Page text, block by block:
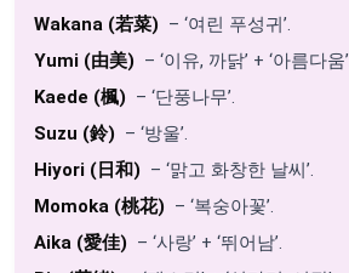
Wakana (若菜) – ‘여린 푸성귀’.
Yumi (由美) – ‘이유, 까닭’ + ‘아름다움’.
Kaede (楓) – ‘단풍나무’.
Suzu (鈴) – ‘방울’.
Hiyori (日和) – ‘맑고 화창한 날씨’.
Momoka (桃花) – ‘복숭아꽃’.
Aika (愛佳) – ‘사랑’ + ‘뛰어남’.